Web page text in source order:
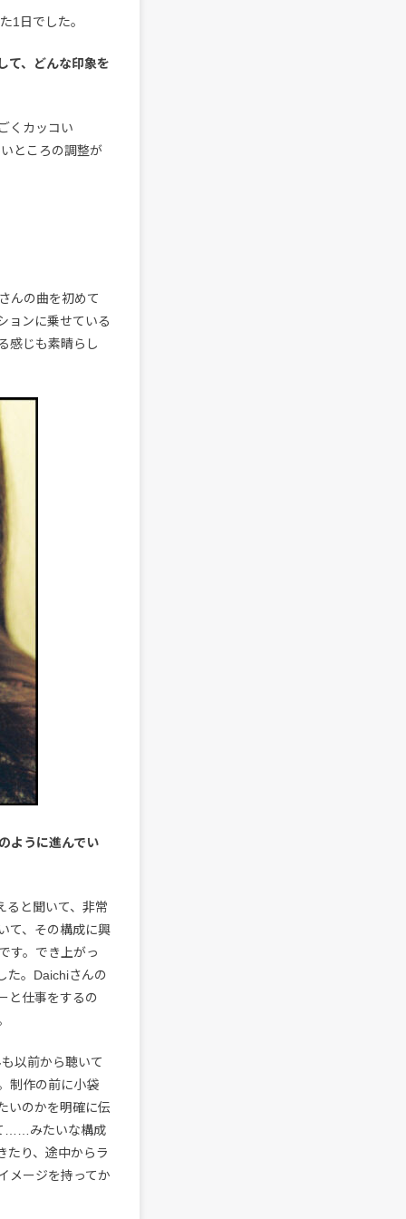
1日でした。
て、どんな印象を
くカッコい
ところの調整が
んの曲を初めて
ョンに乗せている
感じも素晴らし
ように進んでい
ると聞いて、非常
て、その構成に興
す。でき上がっ
た。Daichiさんの
と仕事をするの
以前から聴いて
制作の前に小袋
いのかを明確に伝
……みたいな構成
たり、途中からラ
メージを持ってか